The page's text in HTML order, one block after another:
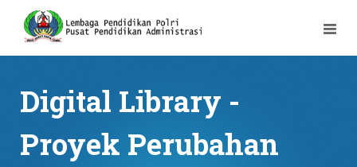
Digital Library -
Proyek Perubahan